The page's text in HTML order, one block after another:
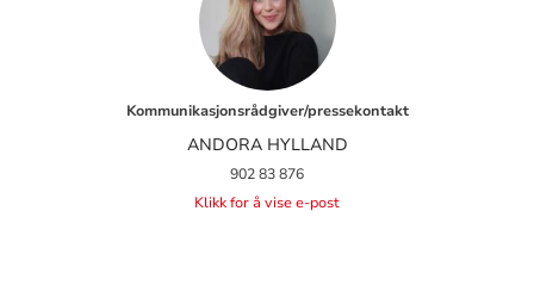
Kommunikasjonsrådgiver/pressekontakt
ANDORA HYLLAND
902 83 876
Klikk for å vise e-post